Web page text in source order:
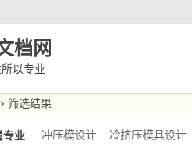
档网
以专业
筛选结果
专业 冲压模设计 冷挤压模具设计